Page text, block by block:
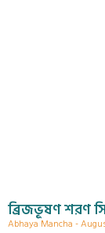
ব্রিজভূষণ শরণ
Abhaya Mancha